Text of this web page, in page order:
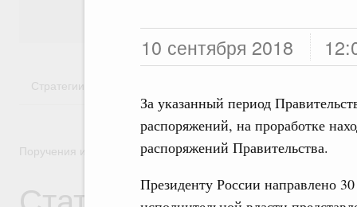
10 сентября 2018
За указанный период
распоряжений, на проработке
распоряжений Правительства.
Президенту России направлено
Государство
Стратегии
Поручения и их выполнение